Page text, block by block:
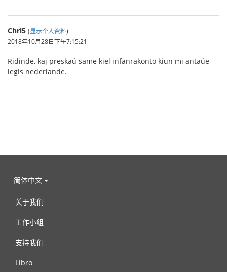
Chri5 (显示个人资料)
2018年10月28日下午7:15:21
Ridinde, kaj preskaŭ same kiel infanrakonto kiun mi antaŭe
legis nederlande.
简体中文
关于我们
工作小组
支持我们
Libro